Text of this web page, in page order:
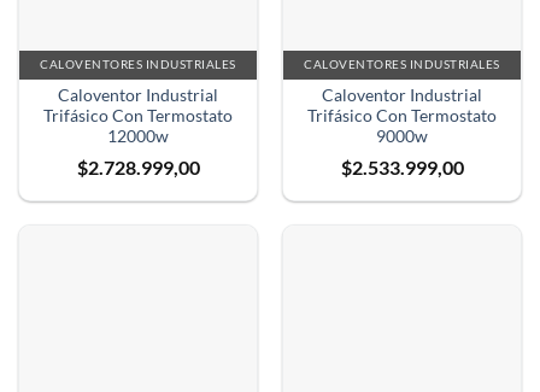
CALOVENTORES INDUSTRIALES
Caloventor Industrial
Trifásico Con Termostato
12000w
$2.728.999,00
CALOVENTORES INDUSTRIALES
Caloventor Industrial
Trifásico Con Termostato
9000w
$2.533.999,00